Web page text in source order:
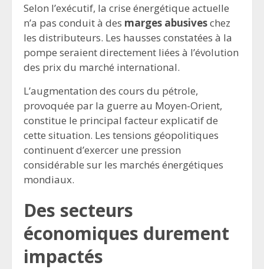
Selon l’exécutif, la crise énergétique actuelle
n’a pas conduit à des marges abusiveschez
les distributeurs. Les hausses constatées à la
pompe seraient directement liées à l’évolution
des prix du marché international.
L’augmentation des cours du pétrole,
provoquée par la guerre au Moyen-Orient,
constitue le principal facteur explicatif de
cette situation. Les tensions géopolitiques
continuent d’exercer une pression
considérable sur les marchés énergétiques
mondiaux.
Des secteurs
économiques durement
impactés